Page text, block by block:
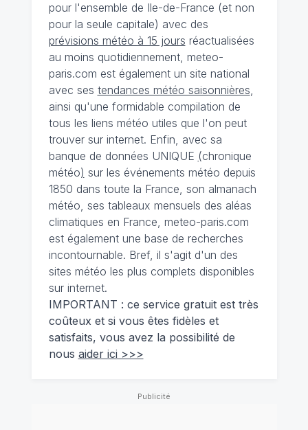
pour l'ensemble de Ile-de-France (et non
pour la seule capitale) avec des
prévisions météo à 15 jours réactualisées
au moins quotidiennement, meteo-
paris.com est également un site national
avec ses tendances météo saisonnières,
ainsi qu'une formidable compilation de
tous les liens météo utiles que l'on peut
trouver sur internet. Enfin, avec sa
banque de données UNIQUE (chronique
météo) sur les événements météo depuis
1850 dans toute la France, son almanach
météo, ses tableaux mensuels des aléas
climatiques en France, meteo-paris.com
est également une base de recherches
incontournable. Bref, il s'agit d'un des
sites météo les plus complets disponibles
sur internet.
IMPORTANT : ce service gratuit est très
coûteux et si vous êtes fidèles et
satisfaits, vous avez la possibilité de
nous aider ici >>>